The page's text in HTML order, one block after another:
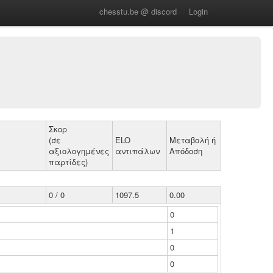
chesstu.be @ discord Login
Σκορ
(σε
αξιολογημένες
παρτίδες)
ELO
αντιπάλων
Μεταβολή ή
Απόδοση
0 / 0 1097.5
0.00
0
1
0
0